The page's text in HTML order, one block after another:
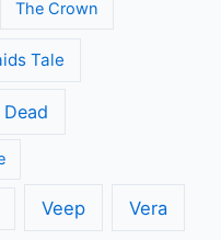
The Crown
Tale
Veep Vera